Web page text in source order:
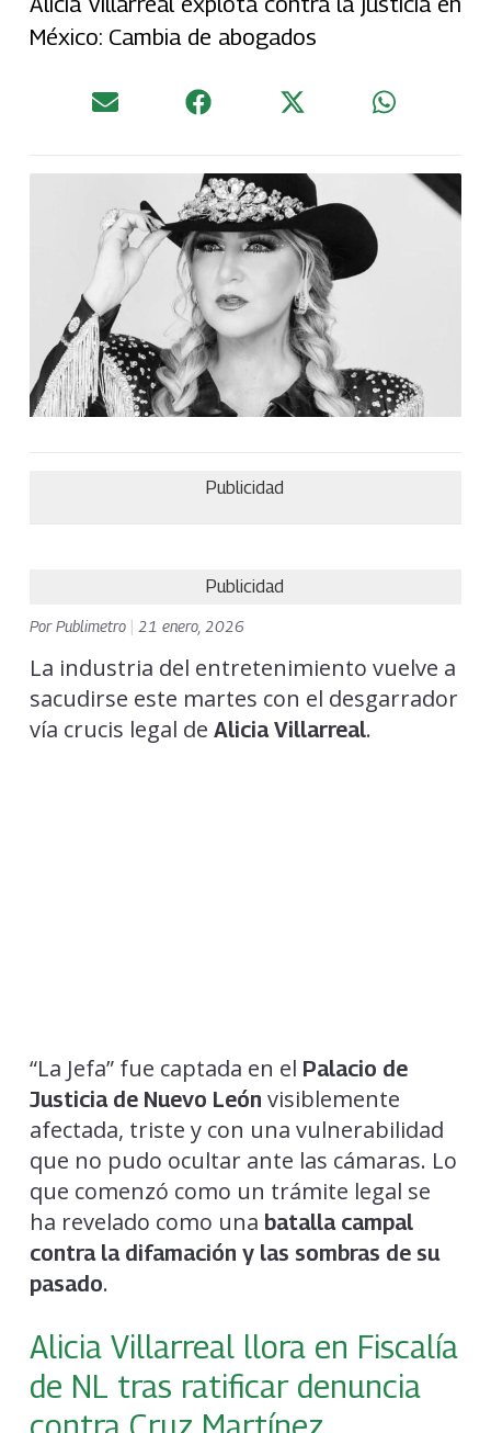
México: Cambia de abogados
Publicidad
Publicidad
PorPublimetro 21 enero, 2026
La industria del entretenimiento vuelve a
sacudirse este martes con el desgarrador
vía crucis legal de Alicia Villarreal.
“La Jefa” fue captada en el Palacio de
Justicia de Nuevo León visiblemente
afectada, triste y con una vulnerabilidad
que no pudo ocultar ante las cámaras. Lo
que comenzó como un trámite legal se
ha revelado como una batalla campal
contra la difamación y las sombras de su
pasado.
Alicia Villarreal llora en Fiscalía
de NL tras ratificar denuncia
contra Cruz Martínez